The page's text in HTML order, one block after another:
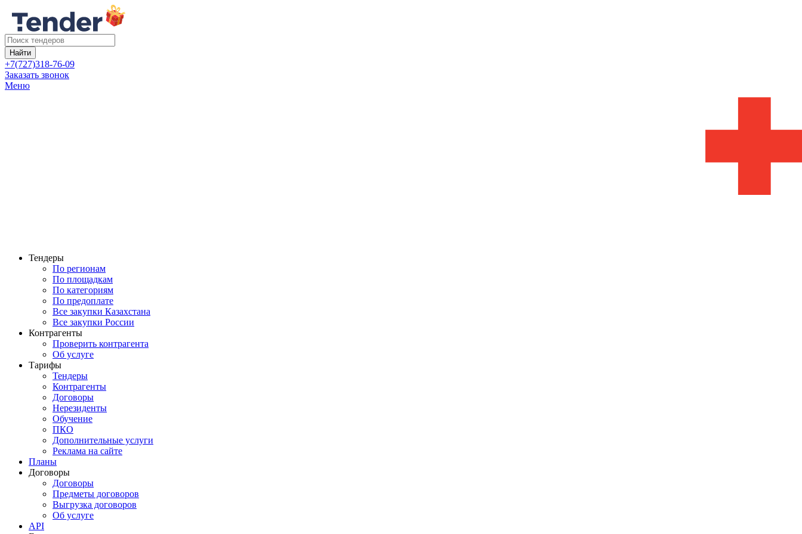
Найти
+7(727)318-76-09
Заказать звонок
Меню
Тендеры
По регионам
По площадкам
По категориям
По предоплате
Все закупки Казахстана
Все закупки России
Контрагенты
Проверить контрагента
Об услуге
Тарифы
Тендеры
Контрагенты
Договоры
Нерезиденты
Обучение
ПКО
Дополнительные услуги
Реклама на сайте
Планы
Договоры
Договоры
Предметы договоров
Выгрузка договоров
Об услуге
API